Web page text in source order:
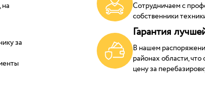
Сотрудничаем с
собственники
за
Гарантия
В нашем
районах области,
цену за